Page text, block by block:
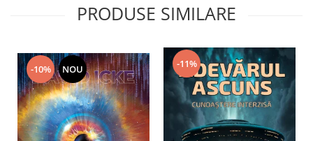
PRODUSE SIMILARE
-10% NOU -11%